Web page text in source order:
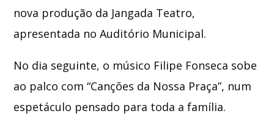
nova produção da Jangada Teatro,
apresentada no Auditório Municipal.
No dia seguinte, o músico Filipe Fonseca sobe
ao palco com “Canções da Nossa Praça”, num
espetáculo pensado para toda a família.